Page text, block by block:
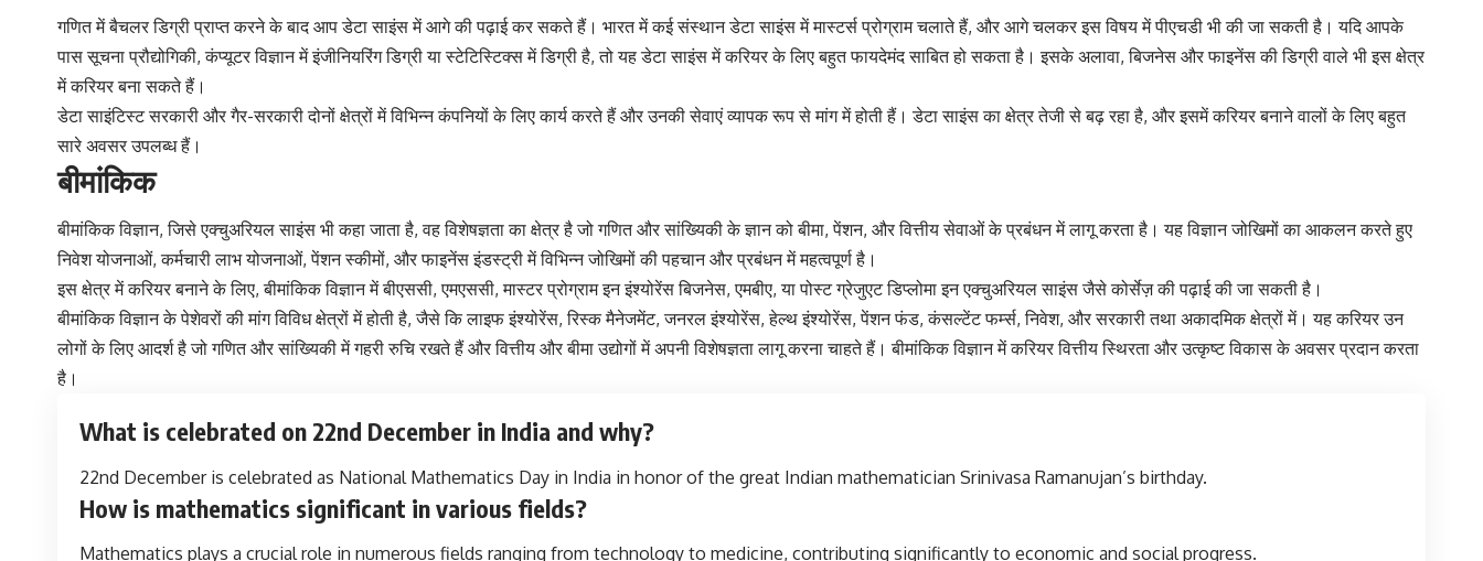
गणित में बैचलर डिग्री प्राप्त करने के बाद आप डेटा साइंस में आगे की पढ़ाई कर सकते हैं। भारत में कई संस्थान डेटा साइंस में मास्टर्स प्रोग्राम चलाते हैं, और आगे चलकर इस विषय में पीएचडी भी की जा सकती है। यदि आपके
पास सूचना प्रौद्योगिकी, कंप्यूटर विज्ञान में इंजीनियरिंग डिग्री या स्टेटिस्टिक्स में डिग्री है, तो यह डेटा साइंस में करियर के लिए बहुत फायदेमंद साबित हो सकता है। इसके अलावा, बिजनेस और फाइनेंस की डिग्री वाले भी इस क्षेत्र
में करियर बना सकते हैं।
डेटा साइंटिस्ट सरकारी और गैर-सरकारी दोनों क्षेत्रों में विभिन्न कंपनियों के लिए कार्य करते हैं और उनकी सेवाएं व्यापक रूप से मांग में होती हैं। डेटा साइंस का क्षेत्र तेजी से बढ़ रहा है, और इसमें करियर बनाने वालों के लिए बहुत
सारे अवसर उपलब्ध हैं।
बीमांकिक
बीमांकिक विज्ञान, जिसे एक्चुअरियल साइंस भी कहा जाता है, वह विशेषज्ञता का क्षेत्र है जो गणित और सांख्यिकी के ज्ञान को बीमा, पेंशन, और वित्तीय सेवाओं के प्रबंधन में लागू करता है। यह विज्ञान जोखिमों का आकलन करते हुए
निवेश योजनाओं, कर्मचारी लाभ योजनाओं, पेंशन स्कीमों, और फाइनेंस इंडस्ट्री में विभिन्न जोखिमों की पहचान और प्रबंधन में महत्वपूर्ण है।
इस क्षेत्र में करियर बनाने के लिए, बीमांकिक विज्ञान में बीएससी, एमएससी, मास्टर प्रोग्राम इन इंश्योरेंस बिजनेस, एमबीए, या पोस्ट ग्रेजुएट डिप्लोमा इन एक्चुअरियल साइंस जैसे कोर्सेज़ की पढ़ाई की जा सकती है।
बीमांकिक विज्ञान के पेशेवरों की मांग विविध क्षेत्रों में होती है, जैसे कि लाइफ इंश्योरेंस, रिस्क मैनेजमेंट, जनरल इंश्योरेंस, हेल्थ इंश्योरेंस, पेंशन फंड, कंसल्टेंट फर्म्स, निवेश, और सरकारी तथा अकादमिक क्षेत्रों में। यह करियर उन
लोगों के लिए आदर्श है जो गणित और सांख्यिकी में गहरी रुचि रखते हैं और वित्तीय और बीमा उद्योगों में अपनी विशेषज्ञता लागू करना चाहते हैं। बीमांकिक विज्ञान में करियर वित्तीय स्थिरता और उत्कृष्ट विकास के अवसर प्रदान करता
है।
What is celebrated on 22nd December in India and why?
22nd December is celebrated as National Mathematics Day in India in honor of the great Indian mathematician Srinivasa Ramanujan’s birthday.
How is mathematics significant in various fields?
Mathematics plays a crucial role in numerous fields ranging from technology to medicine, contributing significantly to economic and social progress.